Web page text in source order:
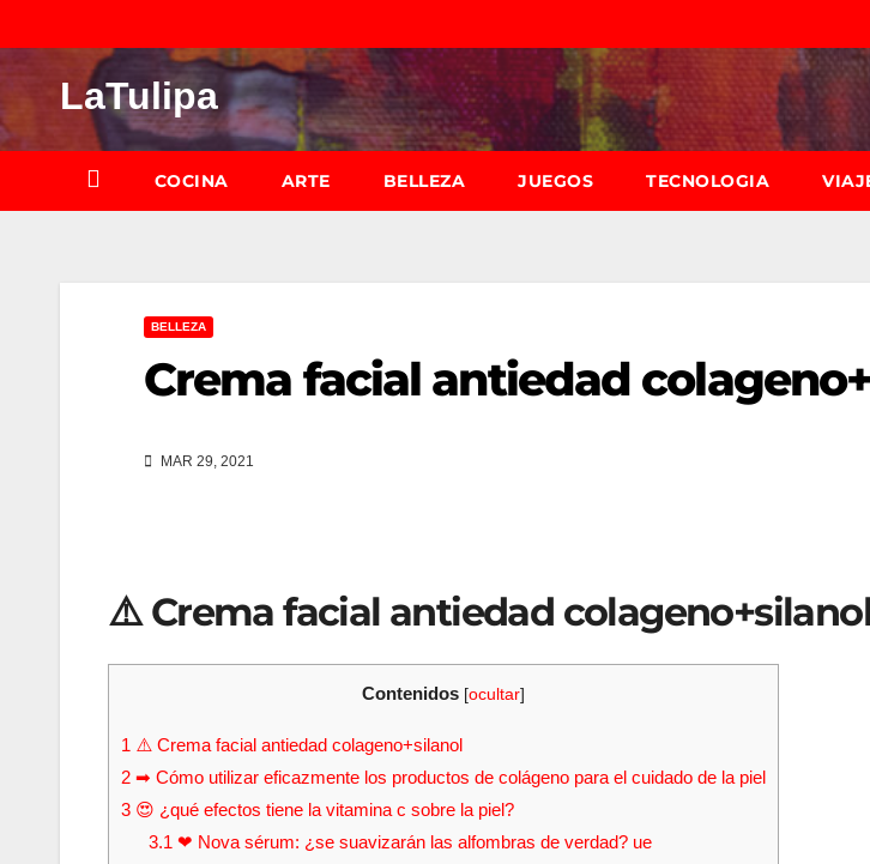
al
contenidoLaTulipa
COCINA ARTE BELLEZA JUEGOS TECNOLOGIA
BELLEZA
Crema facial antiedad
MAR 29, 2021
⚠️ Crema facial antiedad
Contenidos [ocultar]
1 ⚠️ Crema facial antiedad colageno+silanol
2 ➡ Cómo utilizar eficazmente los productos de colágeno para el cuidado de la piel
3 😍 ¿qué efectos tiene la vitamina c sobre la piel?
3.1 ❤ Nova sérum: ¿se suavizarán las alfombras de verdad? ue